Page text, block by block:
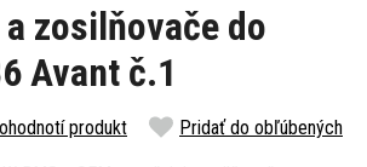
zosilňovače do
Avant č.1
produkt Pridať do obľúbených